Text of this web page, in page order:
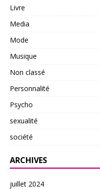
Livre
Media
Mode
Musique
Non classé
Personnalité
Psycho
sexualité
société
ARCHIVES
juillet 2024